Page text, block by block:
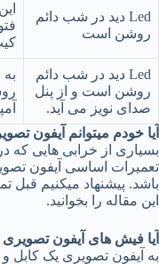
Led دید در شب دائم
روشن است
Led دید در شب دائم
روشن است و از پنل
صدای نویز می آید.
آیا خودم میتوانم آیفون
بسیاری از خرابی هایی که
تعمیرات اساسی آیفون
باشد. پیشنهاد میکنیم
این مقاله را بخوانید.
آیا فیش های آیفون
به آیفون تصویری یک